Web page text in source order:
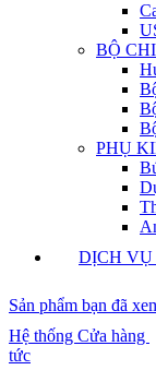
BỘ
PHỤ
DỊCH VỤ
Sản phẩm bạn đã
Hệ thống Cửa hàng
tức